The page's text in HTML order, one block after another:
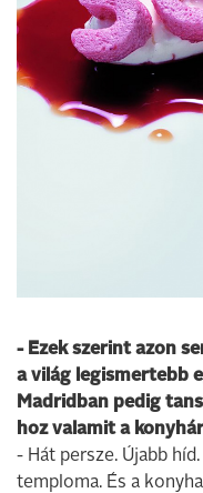
- Ezek szerint azon
a világ legismertebb
Madridban pedig
hoz valamit a
- Hát persze. Újabb
temploma. És a